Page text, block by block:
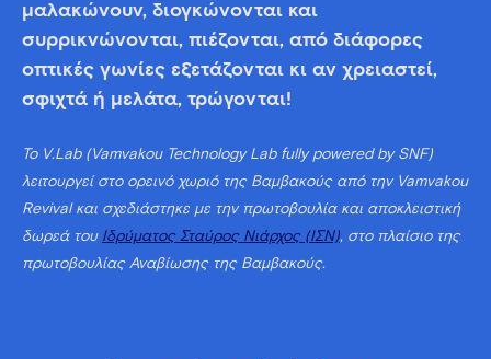
μαλακώνουν, διογκώνονται και
συρρικνώνονται, πιέζονται, από διάφορες
οπτικές γωνίες εξετάζονται κι αν χρειαστεί,
σφιχτά ή μελάτα, τρώγονται!
Το V.Lab (Vamvakou Technology Lab fully powered by SNF)
λειτουργεί στο ορεινό χωριό της Βαμβακούς από την Vamvakou
Revival και σχεδιάστηκε με την πρωτοβουλία και αποκλειστική
δωρεά του Ιδρύματος Σταύρος Νιάρχος (ΙΣΝ), στο πλαίσιο της
πρωτοβουλίας Αναβίωσης της Βαμβακούς.